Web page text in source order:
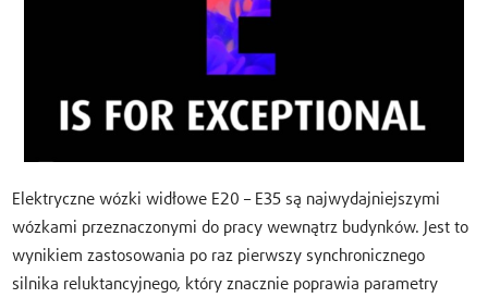
Elektryczne wózki widłowe E20 – E35 są najwydajniejszymi
wózkami przeznaczonymi do pracy wewnątrz budynków. Jest to
wynikiem zastosowania po raz pierwszy synchronicznego
silnika reluktancyjnego, który znacznie poprawia parametry